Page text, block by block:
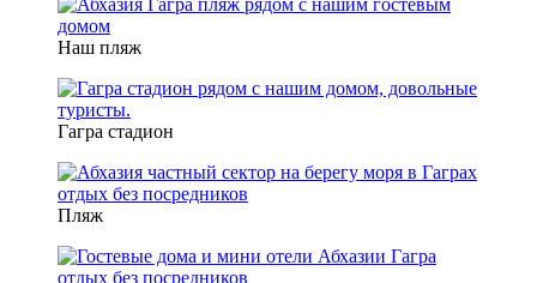
Наш пляж
Гагра стадион
Пляж